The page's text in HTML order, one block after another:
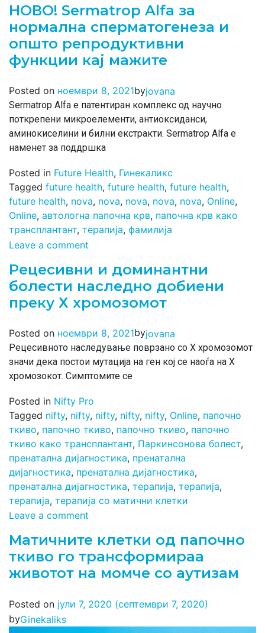
НОВО! Sermatrop Alfa за
нормална сперматогенеза и
општо репродуктивни
функции кај мажите
Posted on ноември 8, 2021byjovana
Sermatrop Alfa е патентиран комплекс од научно
поткрепени микроелементи, антиоксиданси,
аминокиселини и билни екстракти. Sermatrop Alfa е
наменет за поддршка
Posted in Future Health, Гинекаликс
Tagged future health, future health, future health,
future health, nova, nova, nova, nova, nova, Online,
Online, автологна папочна крв, папочна крв како
трансплантант, терапија, фамилија
Leave a comment
Рецесивни и доминантни
болести наследно добиени
преку Х хромозомот
Posted on ноември 8, 2021byjovana
Рецесивното наследување поврзано со X хромозомот
значи дека постои мутација на ген кој се наоѓа на Х
хромозокот. Симптомите се
Posted in Nifty Pro
Tagged nifty, nifty, nifty, nifty, nifty, Online, папочно
ткиво, папочно ткиво, папочно ткиво, папочно
ткиво како трансплантант, Паркинсонова болест,
пренатална дијагностика, пренатална
дијагностика, пренатална дијагностика,
пренатална дијагностика, терапија, терапија,
терапија, терапија со матични клетки
Leave a comment
Матичните клетки од папочно
ткиво го трансформираа
животот на момче со аутизам
Posted on јули 7, 2020 (септември 7, 2020)
byGinekaliks